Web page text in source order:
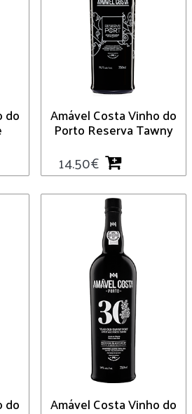
do Amável Costa Vinho do
Porto Reserva Tawny
14.50€
do Amável Costa Vinho do